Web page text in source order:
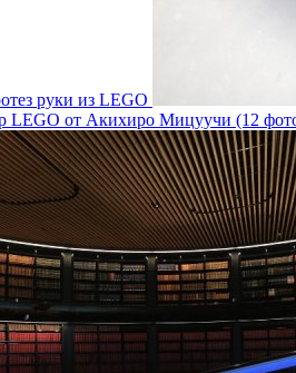
руки из LEGO
LEGO от Акихиро Мицуучи (12